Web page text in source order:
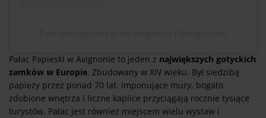
Pałac Papieski w Avignonie to jeden z największych gotyckich
zamków w Europie. Zbudowany w XIV wieku. Był siedzibą
papieży przez ponad 70 lat. Imponujące mury, bogato
zdobione wnętrza i liczne kaplice przyciągają rocznie tysiące
turystów. Pałac jest również miejscem wielu wystaw i